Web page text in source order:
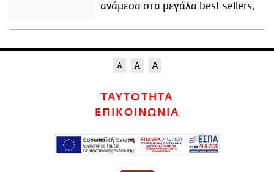
ανάμεσα στα μεγάλα best sellers;
ΤΑΥΤΟΤΗΤΑ
ΕΠΙΚΟΙΝΩΝΙΑ